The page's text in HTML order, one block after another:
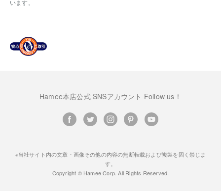
います。
Hamee本店公式 SNSアカウント Follow us！
※当社サイト内の文章・画像その他の内容の無断転載および複製を固く禁じま
す。
Copyright © Hamee Corp. All Rights Reserved.